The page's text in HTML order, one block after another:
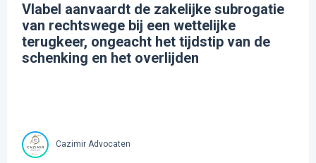
Vlabel aanvaardt de zakelijke subrogatie
van rechtswege bij een wettelijke
terugkeer, ongeacht het tijdstip van de
schenking en het overlijden
Cazimir Advocaten